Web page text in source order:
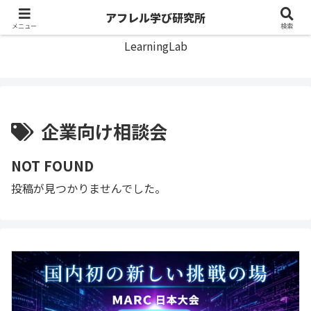
アフレル学び研究所
LearningLab
企業向け相談会
NOT FOUND
投稿が見つかりませんでした。
メニュー
アフレル学び研究所
検索